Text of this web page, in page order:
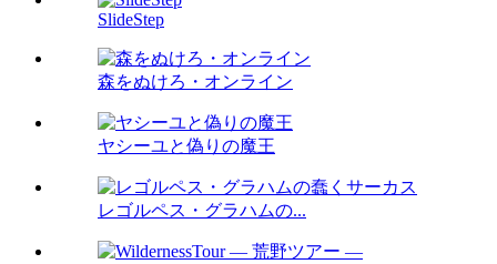
SlideStep
森をぬけろ・オンライン
ヤシーユと偽りの魔王
レゴルペス・グラハムの...